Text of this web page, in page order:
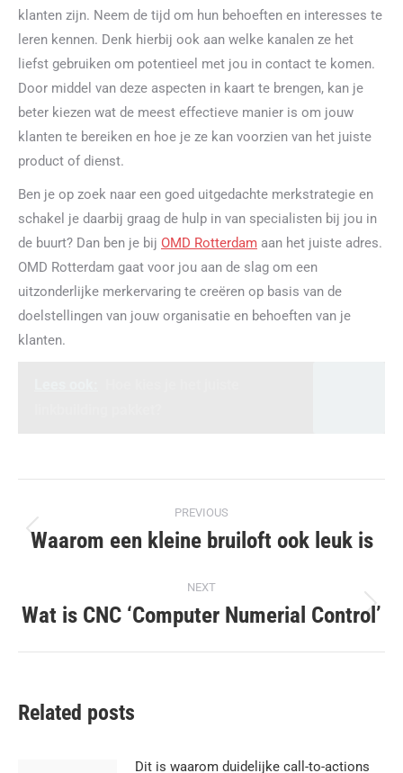
klanten zijn. Neem de tijd om hun behoeften en interesses te
leren kennen. Denk hierbij ook aan welke kanalen ze het
liefst gebruiken om potentieel met jou in contact te komen.
Door middel van deze aspecten in kaart te brengen, kan je
beter kiezen wat de meest effectieve manier is om jouw
klanten te bereiken en hoe je ze kan voorzien van het juiste
product of dienst.
Ben je op zoek naar een goed uitgedachte merkstrategie en
schakel je daarbij graag de hulp in van specialisten bij jou in
de buurt? Dan ben je bij OMD Rotterdam aan het juiste adres.
OMD Rotterdam gaat voor jou aan de slag om een
uitzonderlijke merkervaring te creëren op basis van de
doelstellingen van jouw organisatie en behoeften van je
klanten.
navigation
PREVIOUS
Previous
Waarom een kleine bruiloft ook leuk is
NEXT
Next
Wat is CNC ‘Computer Numerial Control’
Related posts
Dit is waarom duidelijke call-to-actions